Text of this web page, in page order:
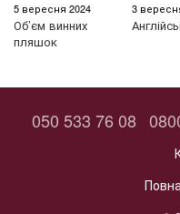
5 вересня 2024
Об’єм винних
пляшок
3
050 533 76 08